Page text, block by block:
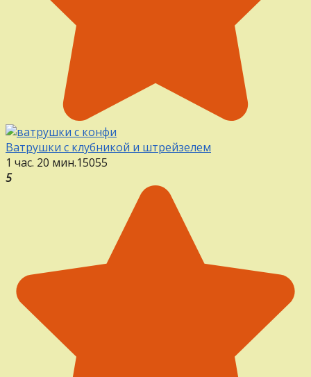
Ватрушки с клубникой и штрейзелем
1 час. 20 мин.15055
5